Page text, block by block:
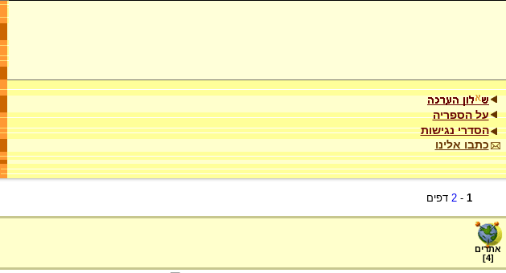
על הספריה
הסדרי נגישות
כתבו אלינו
1
-
2 דפים
אתרים
[
4
]